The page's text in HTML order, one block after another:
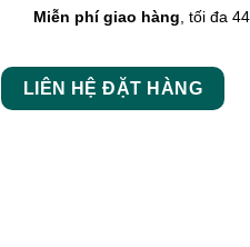
Miễn phí giao hàng , tối đa
LIÊN HỆ ĐẶT HÀNG